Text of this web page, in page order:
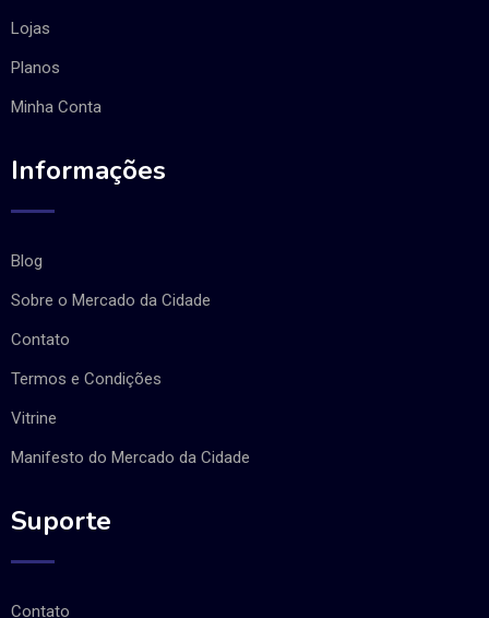
Lojas
Planos
Minha Conta
Informações
Blog
Sobre o Mercado da Cidade
Contato
Termos e Condições
Vitrine
Manifesto do Mercado da Cidade
Suporte
Contato